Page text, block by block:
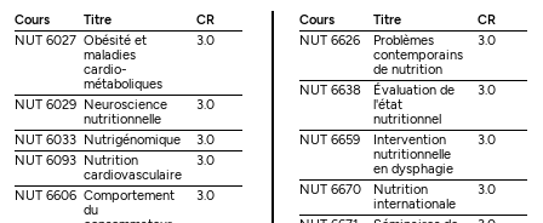
Cours
Titre
CR
NUT 6027 Obésité et
maladies
cardio-
métaboliques
3.0
NUT 6029
Neuroscience
nutritionnelle
3.0
NUT 6033 Nutrigénomique
3.0
NUT 6093
Nutrition
cardiovasculaire
3.0
NUT 6606 Comportement
du
3.0
Cours Titre
CR
NUT 6626
Problèmes
contemporains
de nutrition
3.0
NUT 6638
Évaluation de
l'état
nutritionnel
3.0
NUT 6659
Intervention
nutritionnelle
en dysphagie
3.0
NUT 6670
Nutrition
internationale
3.0